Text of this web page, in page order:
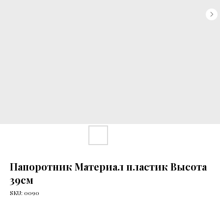
Папоротник Материал пластик Высота
39см
SKU: 0090